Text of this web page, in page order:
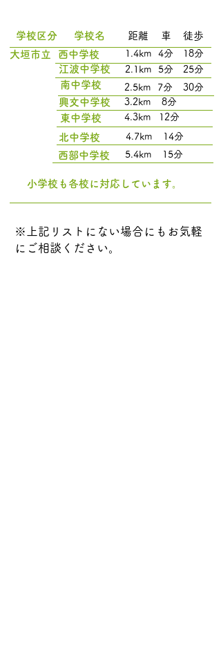
学校区分 学校名 距離 車 徒歩
18分
4分
1.4km
西中学校
大垣市立
25分
5分
2.1km
江波中学校
30分
7分
2.5km
南中学校
3.2km 8分
興文中学校
4.3km 12分
東中学校
4.7km 14分
北中学校
5.4km 15分
西部中学校
​小学校も各校に対応しています。
​※上記リストにない場合にもお気軽
にご相談ください。